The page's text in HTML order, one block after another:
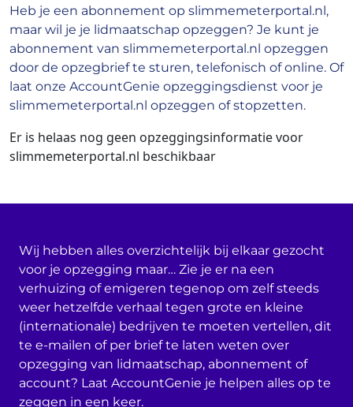
Heb je een abonnement op slimmemeterportal.nl,
maar wil je je lidmaatschap opzeggen? Je kunt je
abonnement van slimmemeterportal.nl opzeggen
door de opzegbrief te sturen, telefonisch of online. Of
laat onze AccountGenie opzeggingsdienst voor je
slimmemeterportal.nl opzeggen of stopzetten.
Er is helaas nog geen opzeggingsinformatie voor
slimmemeterportal.nl beschikbaar
Wij hebben alles overzichtelijk bij elkaar gezocht
voor je opzegging maar… Zie je er na een
verhuizing of emigeren tegenop om zelf steeds
weer hetzelfde verhaal tegen grote en kleine
(internationale) bedrijven te moeten vertellen, dit
te e-mailen of per brief te laten weten over
opzegging van lidmaatschap, abonnement of
account? Laat AccountGenie je helpen alles op te
zeggen in een keer.